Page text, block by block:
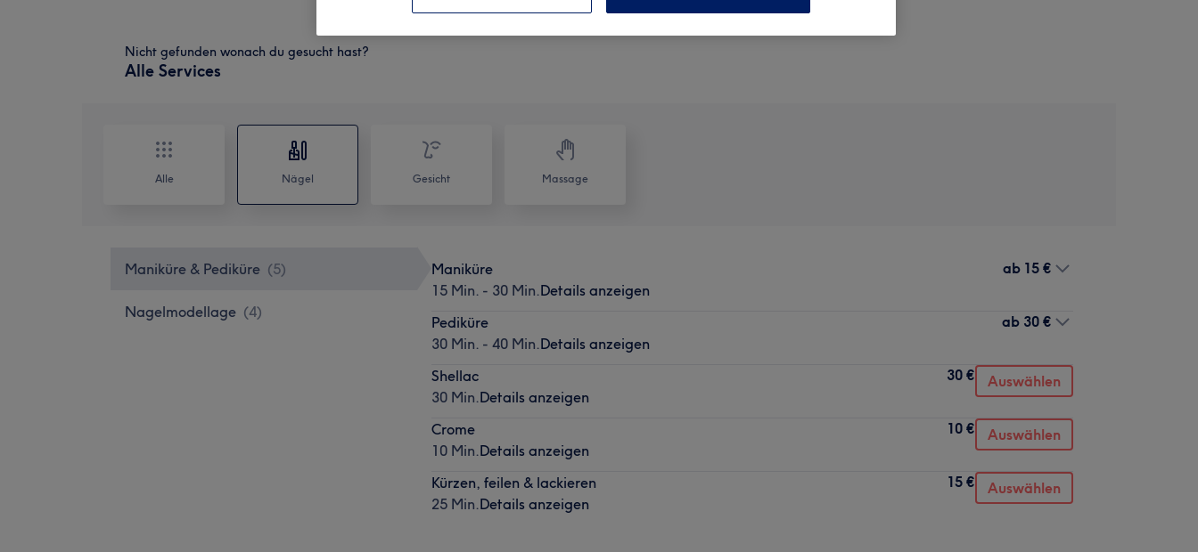
Nicht gefunden wonach du gesucht hast?
Alle Services
Alle Nägel Gesicht Massage
Maniküre & Pediküre (5)
Nagelmodellage (4)
Maniküre
15 Min. - 30 Min.Details anzeigen
ab 15 €
Pediküre
30 Min. - 40 Min.Details anzeigen
ab 30 €
Shellac
30 Min.Details anzeigen
30 € Auswählen
Crome
10 Min.Details anzeigen
10 € Auswählen
Kürzen, feilen & lackieren
25 Min.Details anzeigen
15 € Auswählen